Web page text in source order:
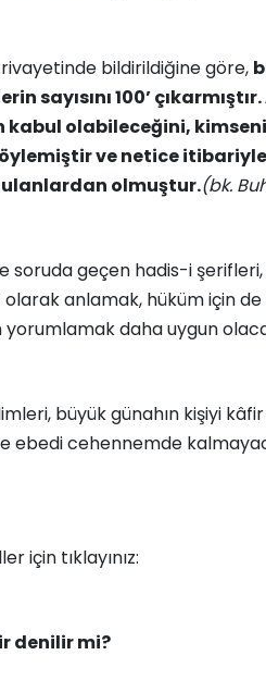
rivayetinde bildirildiğine göre,
sayısını 100’
kabul olabileceğini,
ve netice
olmuştur.(bk.
soruda geçen hadis-i
anlamak, hüküm için de
daha uygun
büyük günahın kişiyi
cehennemde
için tıklayınız:
denilir mi?